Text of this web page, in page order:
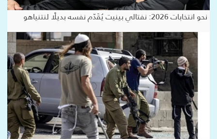
نحو انتخابات 2026: نفتالي بينيت يُقَدّم نفسه بديلًا لنتنياهو